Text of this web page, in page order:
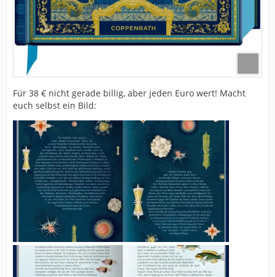
Für 38 € nicht gerade billig, aber jeden Euro wert! Macht
euch selbst ein Bild: